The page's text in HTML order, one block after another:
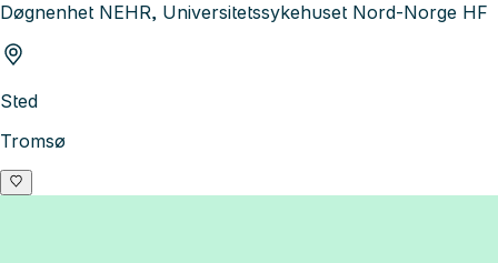
Døgnenhet NEHR, Universitetssykehuset Nord-Norge HF
Sted
Tromsø